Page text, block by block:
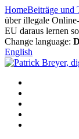
Zum
Inhalt
springen
HomeBeiträge und
über illegale
EU daraus lernen
Change language:
English